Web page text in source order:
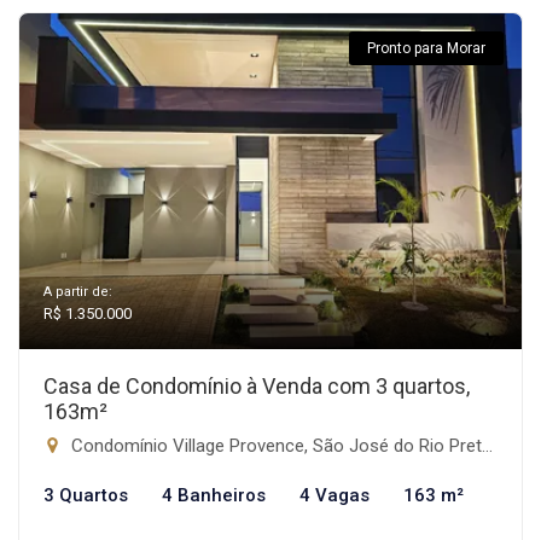
Pronto para Morar
A partir de:
R$ 1.350.000
Casa de Condomínio à Venda com 3 quartos,
163m²
Condomínio Village Provence, São José do Rio Preto-SP
3 Quartos 4 Banheiros 4 Vagas 163 m²